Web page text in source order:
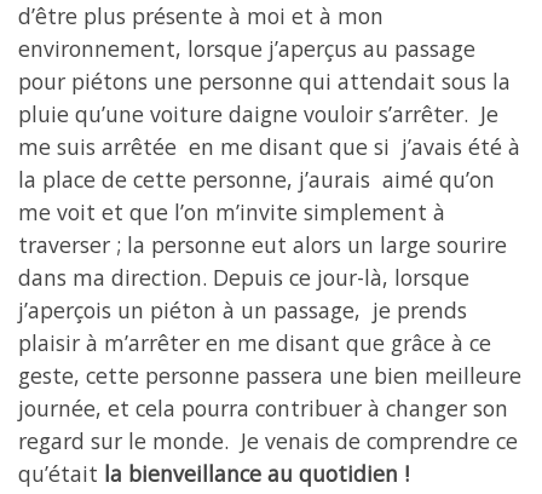
d’être plus présente à moi et à mon
environnement, lorsque j’aperçus au passage
pour piétons une personne qui attendait sous la
pluie qu’une voiture daigne vouloir s’arrêter. Je
me suis arrêtée en me disant que si j’avais été à
la place de cette personne, j’aurais aimé qu’on
me voit et que l’on m’invite simplement à
traverser ; la personne eut alors un large sourire
dans ma direction. Depuis ce jour-là, lorsque
j’aperçois un piéton à un passage, je prends
plaisir à m’arrêter en me disant que grâce à ce
geste, cette personne passera une bien meilleure
journée, et cela pourra contribuer à changer son
regard sur le monde. Je venais de comprendre ce
qu’était la bienveillance au quotidien !